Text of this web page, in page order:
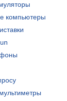
компьютеры